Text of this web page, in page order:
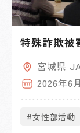
特殊詐欺被
宮城県
2026年6月
#女性部活動